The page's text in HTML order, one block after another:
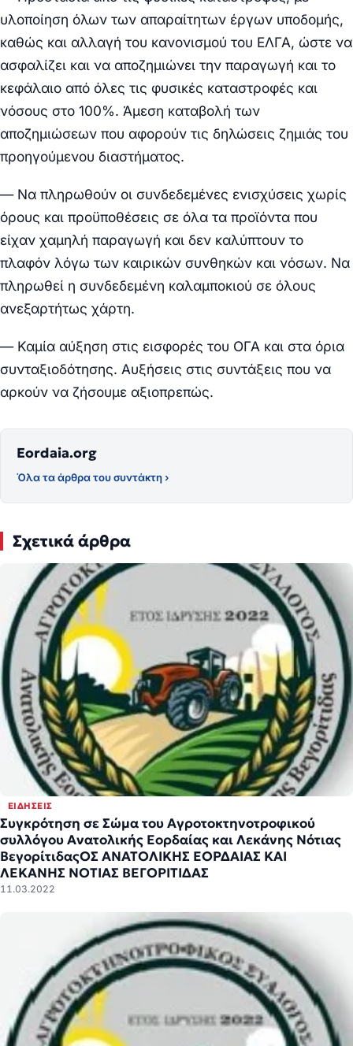
υλοποίηση όλων των απαραίτητων έργων υποδομής,
καθώς και αλλαγή του κανονισμού του ΕΛΓΑ, ώστε να
ασφαλίζει και να αποζημιώνει την παραγωγή και το
κεφάλαιο από όλες τις φυσικές καταστροφές και
νόσους στο 100%. Άμεση καταβολή των
αποζημιώσεων που αφορούν τις δηλώσεις ζημιάς του
προηγούμενου διαστήματος.
— Να πληρωθούν οι συνδεδεμένες ενισχύσεις χωρίς
όρους και προϋποθέσεις σε όλα τα προϊόντα που
είχαν χαμηλή παραγωγή και δεν καλύπτουν το
πλαφόν λόγω των καιρικών συνθηκών και νόσων. Να
πληρωθεί η συνδεδεμένη καλαμποκιού σε όλους
ανεξαρτήτως χάρτη.
— Καμία αύξηση στις εισφορές του ΟΓΑ και στα όρια
συνταξιοδότησης. Αυξήσεις στις συντάξεις που να
αρκούν να ζήσουμε αξιοπρεπώς.
Eordaia.org
Όλα τα άρθρα του συντάκτη ›
Σχετικά άρθρα
ΕΙΔΉΣΕΙΣ
Συγκρότηση σε Σώμα του Αγροτοκτηνοτροφικού
συλλόγου Ανατολικής Εορδαίας και Λεκάνης Νότιας
ΒεγορίτιδαςΟΣ ΑΝΑΤΟΛΙΚΗΣ ΕΟΡΔΑΙΑΣ ΚΑΙ
ΛΕΚΑΝΗΣ ΝΟΤΙΑΣ ΒΕΓΟΡΙΤΙΔΑΣ
11.03.2022